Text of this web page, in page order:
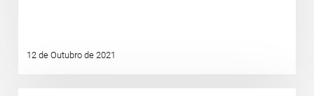
12 de Outubro de 2021